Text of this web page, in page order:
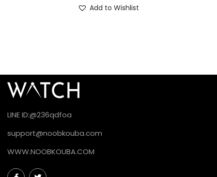
Add to Wishlist
LINE ID:@236qdfoa
support@noobkouba.com
WWW.NOOBKOUBA.COM